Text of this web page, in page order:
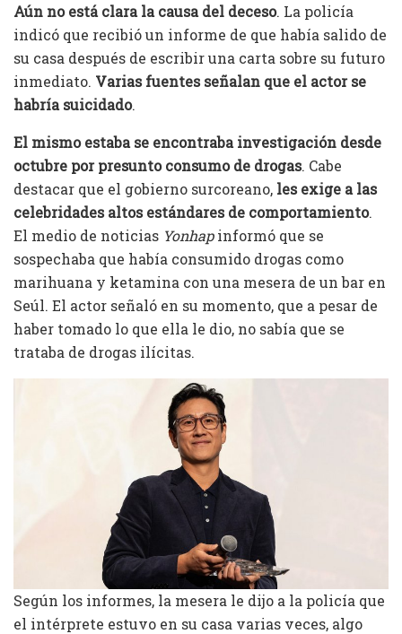
Aún no está clara la causa del deceso. La policía
indicó que recibió un informe de que había salido de
su casa después de escribir una carta sobre su futuro
inmediato. Varias fuentes señalan que el actor se
habría suicidado.
El mismo estaba se encontraba investigación desde
octubre por presunto consumo de drogas. Cabe
destacar que el gobierno surcoreano, les exige a las
celebridades altos estándares de comportamiento.
El medio de noticias Yonhapinformó que se
sospechaba que había consumido drogas como
marihuana y ketamina con una mesera de un bar en
Seúl. El actor señaló en su momento, que a pesar de
haber tomado lo que ella le dio, no sabía que se
trataba de drogas ilícitas.
Según los informes, la mesera le dijo a la policía que
el intérprete estuvo en su casa varias veces, algo